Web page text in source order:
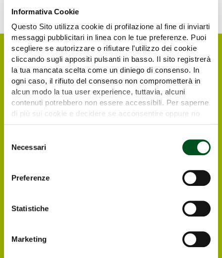
Informativa Cookie
Questo Sito utilizza cookie di profilazione al fine di inviarti
messaggi pubblicitari in linea con le tue preferenze. Puoi
scegliere se autorizzare o rifiutare l’utilizzo dei cookie
cliccando sugli appositi pulsanti in basso. Il sito registrerà
la tua mancata scelta come un diniego di consenso. In
ogni caso, il rifiuto del consenso non comprometterà in
alcun modo la tua user experience, tuttavia, alcuni
contenuti potrebbero non essere accessibili. Per saperne
di più sui cookie e decidere se acconsentire oppure no
delNecessari
Preferenze
Statistiche
Marketing
vegetali
Richiedi il tuo biglietto
interessati a visitare Agrilevante by Eima
2025 possono registrarsi direttamente online,
gratuito per entrare alla Rassegna.